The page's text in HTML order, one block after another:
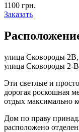
1100 грн.
Заказать
улица Сковороды 2В,
улица Сковороды 2-В
Эти светлые и
дорогая роскошная
отдых максимально
Дом по праву
расположено